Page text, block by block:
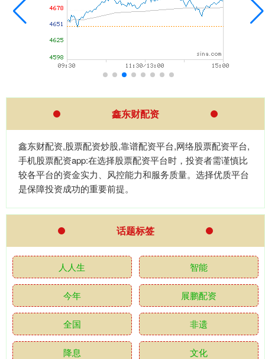
鑫东财配资
鑫东财配资,股票配资炒股,靠谱配资平台,网络股票配资平台,
手机股票配资app:在选择股票配资平台时，投资者需谨慎比
较各平台的资金实力、风控能力和服务质量。选择优质平台
是保障投资成功的重要前提。
话题标签
人人生 智能
今年 展鹏配资
全国 非遗
降息 文化